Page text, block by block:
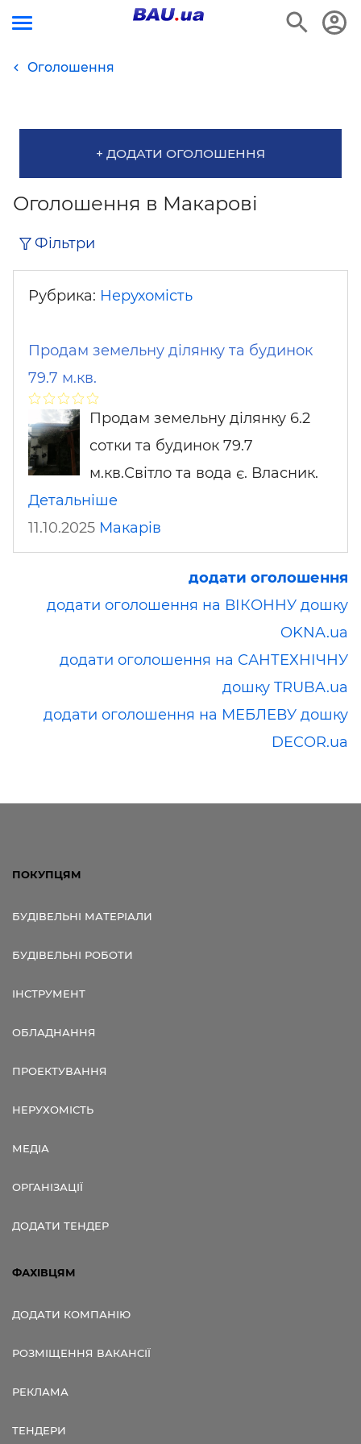
Оголошення
+ ДОДАТИ ОГОЛОШЕННЯ
Оголошення в Макарові
Фільтри
Рубрика: Нерухомість
Продам земельну ділянку та будинок
79.7 м.кв.
Продам земельну ділянку 6.2
сотки та будинок 79.7
м.кв.Світло та вода є. Власник.
Детальніше
11.10.2025 Макарів
додати оголошення
додати оголошення на ВІКОННУ дошку
OKNA.ua
додати оголошення на САНТЕХНІЧНУ
дошку TRUBA.ua
додати оголошення на МЕБЛЕВУ дошку
DECOR.ua
ПОКУПЦЯМ
БУДІВЕЛЬНІ МАТЕРІАЛИ
БУДІВЕЛЬНІ РОБОТИ
ІНСТРУМЕНТ
ОБЛАДНАННЯ
ПРОЕКТУВАННЯ
НЕРУХОМІСТЬ
МЕДІА
ОРГАНІЗАЦІЇ
ДОДАТИ ТЕНДЕР
ФАХІВЦЯМ
ДОДАТИ КОМПАНІЮ
РОЗМІЩЕННЯ ВАКАНСІЇ
РЕКЛАМА
ТЕНДЕРИ